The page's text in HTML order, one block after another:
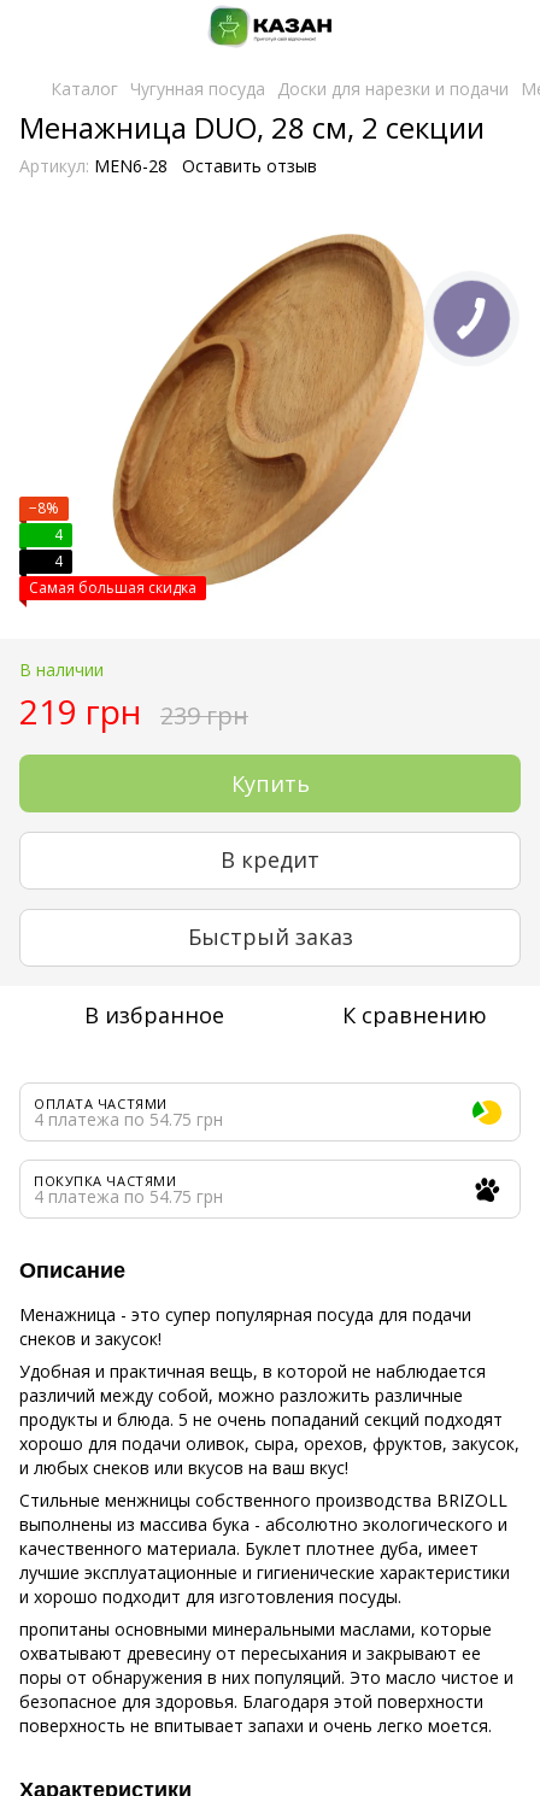
Каталог Чугунная посуда Доски для нарезки и подачи
Менажница DUO, 28 см, 2 секции
Артикул: MEN6-28 Оставить отзыв
−8%
4
4
Самая большая скидка
В наличии
219 грн 239 грн
Купить
В кредит
Быстрый заказ
В избранное К сравнению
ОПЛАТА ЧАСТЯМИ
4 платежа по 54.75 грн
ПОКУПКА ЧАСТЯМИ
4 платежа по 54.75 грн
Описание
Менажница - это супер популярная посуда для подачи
снеков и закусок!
Удобная и практичная вещь, в которой не наблюдается
различий между собой, можно разложить различные
продукты и блюда. 5 не очень попаданий секций подходят
хорошо для подачи оливок, сыра, орехов, фруктов, закусок,
и любых снеков или вкусов на ваш вкус!
Стильные менжницы собственного производства BRIZOLL
выполнены из массива бука - абсолютно экологического и
качественного материала. Буклет плотнее дуба, имеет
лучшие эксплуатационные и гигиенические характеристики
и хорошо подходит для изготовления посуды.
пропитаны основными минеральными маслами, которые
охватывают древесину от пересыхания и закрывают ее
поры от обнаружения в них популяций. Это масло чистое и
безопасное для здоровья. Благодаря этой поверхности
поверхность не впитывает запахи и очень легко моется.
Характеристики